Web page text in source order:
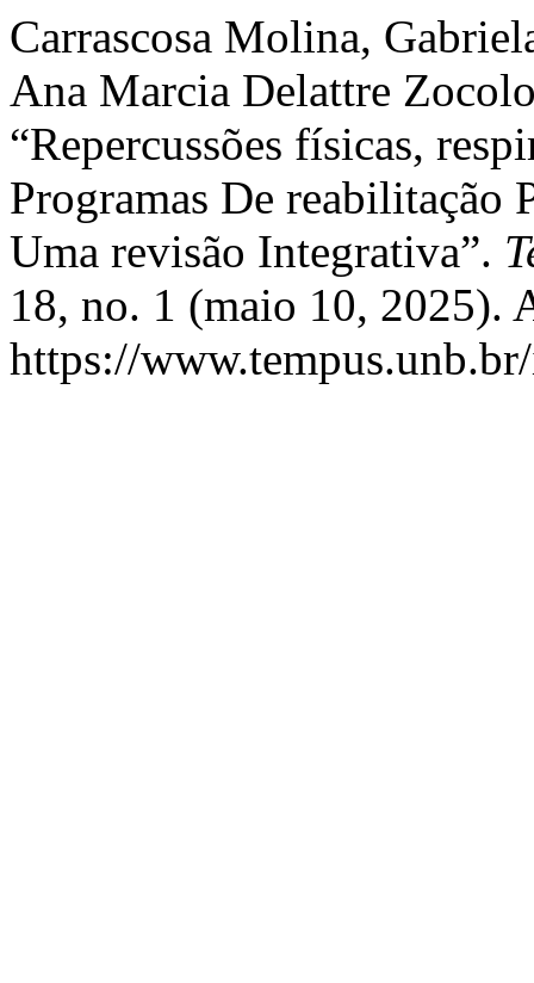
Carrascosa Molina,
Ana Marcia Delattre
“Repercussões físicas,
Programas De
Uma revisão Integrativa”.
18, no. 1 (maio 10, 2025).
https://